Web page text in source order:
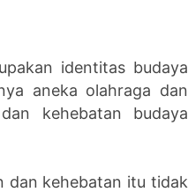
identitas budaya
aneka olahraga dan
kehebatan budaya
dan kehebatan itu tidak